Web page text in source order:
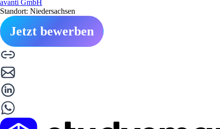
avanti GmbH
Standort: Niedersachsen
Jetzt bewerben